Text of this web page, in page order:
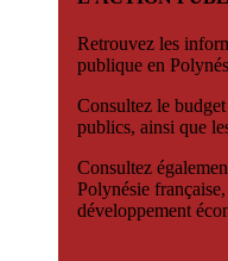
Retrouvez les
publique en
Consultez le budget
publics, ainsi que
Consultez
Polynésie
développement